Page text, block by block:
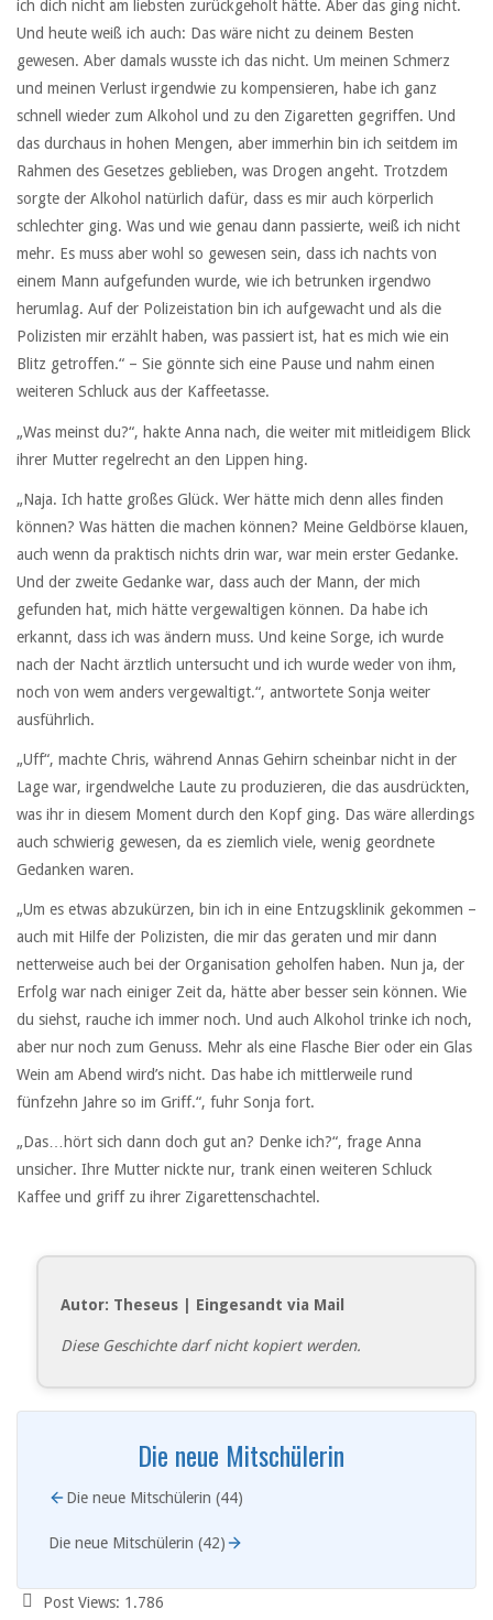
ich dich nicht am liebsten zurückgeholt hätte. Aber das ging nicht.
Und heute weiß ich auch: Das wäre nicht zu deinem Besten
gewesen. Aber damals wusste ich das nicht. Um meinen Schmerz
und meinen Verlust irgendwie zu kompensieren, habe ich ganz
schnell wieder zum Alkohol und zu den Zigaretten gegriffen. Und
das durchaus in hohen Mengen, aber immerhin bin ich seitdem im
Rahmen des Gesetzes geblieben, was Drogen angeht. Trotzdem
sorgte der Alkohol natürlich dafür, dass es mir auch körperlich
schlechter ging. Was und wie genau dann passierte, weiß ich nicht
mehr. Es muss aber wohl so gewesen sein, dass ich nachts von
einem Mann aufgefunden wurde, wie ich betrunken irgendwo
herumlag. Auf der Polizeistation bin ich aufgewacht und als die
Polizisten mir erzählt haben, was passiert ist, hat es mich wie ein
Blitz getroffen.“ – Sie gönnte sich eine Pause und nahm einen
weiteren Schluck aus der Kaffeetasse.
„Was meinst du?“, hakte Anna nach, die weiter mit mitleidigem Blick
ihrer Mutter regelrecht an den Lippen hing.
„Naja. Ich hatte großes Glück. Wer hätte mich denn alles finden
können? Was hätten die machen können? Meine Geldbörse klauen,
auch wenn da praktisch nichts drin war, war mein erster Gedanke.
Und der zweite Gedanke war, dass auch der Mann, der mich
gefunden hat, mich hätte vergewaltigen können. Da habe ich
erkannt, dass ich was ändern muss. Und keine Sorge, ich wurde
nach der Nacht ärztlich untersucht und ich wurde weder von ihm,
noch von wem anders vergewaltigt.“, antwortete Sonja weiter
ausführlich.
„Uff“, machte Chris, während Annas Gehirn scheinbar nicht in der
Lage war, irgendwelche Laute zu produzieren, die das ausdrückten,
was ihr in diesem Moment durch den Kopf ging. Das wäre allerdings
auch schwierig gewesen, da es ziemlich viele, wenig geordnete
Gedanken waren.
„Um es etwas abzukürzen, bin ich in eine Entzugsklinik gekommen –
auch mit Hilfe der Polizisten, die mir das geraten und mir dann
netterweise auch bei der Organisation geholfen haben. Nun ja, der
Erfolg war nach einiger Zeit da, hätte aber besser sein können. Wie
du siehst, rauche ich immer noch. Und auch Alkohol trinke ich noch,
aber nur noch zum Genuss. Mehr als eine Flasche Bier oder ein Glas
Wein am Abend wird’s nicht. Das habe ich mittlerweile rund
fünfzehn Jahre so im Griff.“, fuhr Sonja fort.
„Das…hört sich dann doch gut an? Denke ich?“, frage Anna
unsicher. Ihre Mutter nickte nur, trank einen weiteren Schluck
Kaffee und griff zu ihrer Zigarettenschachtel.
Autor: Theseus | Eingesandt via Mail
Diese Geschichte darf nicht kopiert werden.
Die neue Mitschülerin
Die neue Mitschülerin (44)
Die neue Mitschülerin (42)
Post Views: 1.786